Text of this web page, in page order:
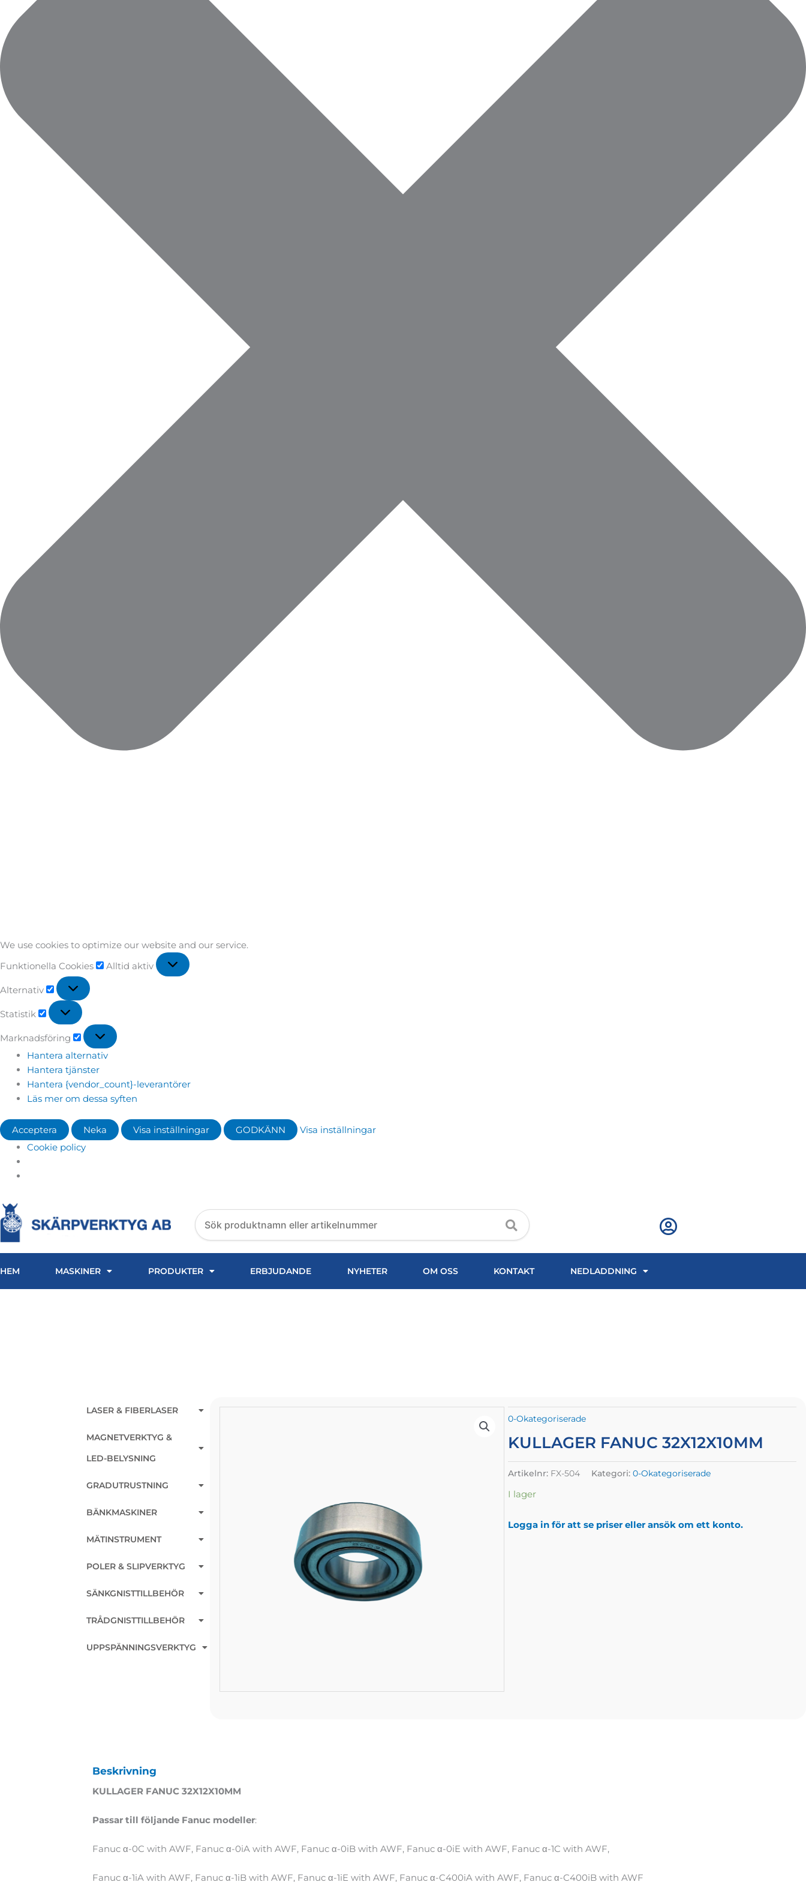
We use cookies to optimize our website and our service.
Funktionella Cookies
Alltid aktiv
Alternativ
Statistik
Marknadsföring
Hantera alternativ
Hantera tjänster
Hantera {vendor_count}-leverantörer
Läs mer om dessa syften
Acceptera Neka Visa inställningar GODKÄNN
Visa inställningar
Cookie policy
Search
products
HEM MASKINER PRODUKTER ERBJUDANDE NYHETER OM OSS KONTAKT NEDLADDNING
LASER & FIBERLASER
MAGNETVERKTYG &
LED-BELYSNING
GRADUTRUSTNING
BÄNKMASKINER
MÄTINSTRUMENT
POLER & SLIPVERKTYG
SÄNKGNISTTILLBEHÖR
TRÅDGNISTTILLBEHÖR
UPPSPÄNNINGSVERKTYG
0-Okategoriserade
KULLAGER FANUC 32X12X10MM
Artikelnr: FX-504 Kategori: 0-Okategoriserade
I lager
Logga in för att se priser eller ansök om ett konto.
Beskrivning
KULLAGER FANUC 32X12X10MM
Passar till följande Fanuc modeller:
Fanuc α-0C with AWF, Fanuc α-0iA with AWF, Fanuc α-0iB with AWF, Fanuc α-0iE with AWF, Fanuc α-1C with AWF,
Fanuc α-1iA with AWF, Fanuc α-1iB with AWF, Fanuc α-1iE with AWF, Fanuc α-C400iA with AWF, Fanuc α-C400iB with AWF